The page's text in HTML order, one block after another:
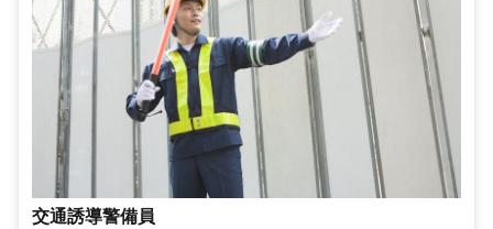
交通誘導警備員